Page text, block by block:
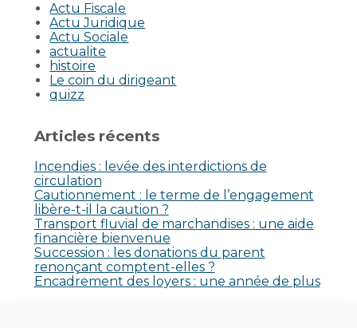
Actu Fiscale
Actu Juridique
Actu Sociale
actualite
histoire
Le coin du dirigeant
quizz
Articles récents
Incendies : levée des interdictions de
circulation
Cautionnement : le terme de l’engagement
libère-t-il la caution ?
Transport fluvial de marchandises : une aide
financière bienvenue
Succession : les donations du parent
renonçant comptent-elles ?
Encadrement des loyers : une année de plus